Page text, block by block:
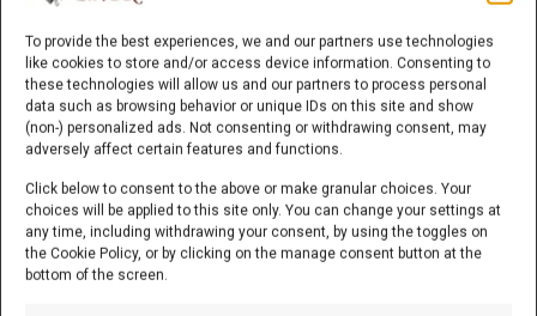
To provide the best experiences, we and our partners use technologies
like cookies to store and/or access device information. Consenting to
these technologies will allow us and our partners to process personal
data such as browsing behavior or unique IDs on this site and show
(non-) personalized ads. Not consenting or withdrawing consent, may
adversely affect certain features and functions.
Click below to consent to the above or make granular choices. Your
choices will be applied to this site only. You can change your settings at
any time, including withdrawing your consent, by using the toggles on
the Cookie Policy, or by clicking on the manage consent button at the
bottom of the screen.
fogyott az esti világításhoz.